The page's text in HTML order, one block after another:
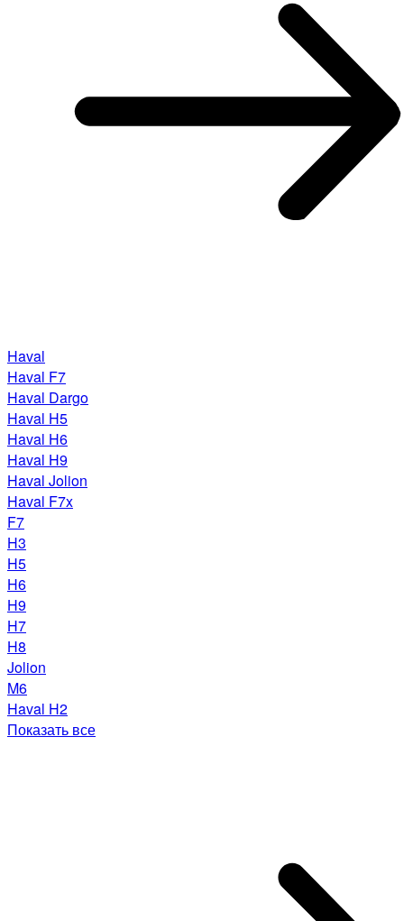
Haval
Haval F7
Haval Dargo
Haval H5
Haval H6
Haval H9
Haval Jolion
Haval F7x
F7
H3
H5
H6
H9
H7
H8
Jolion
M6
Haval H2
Показать все